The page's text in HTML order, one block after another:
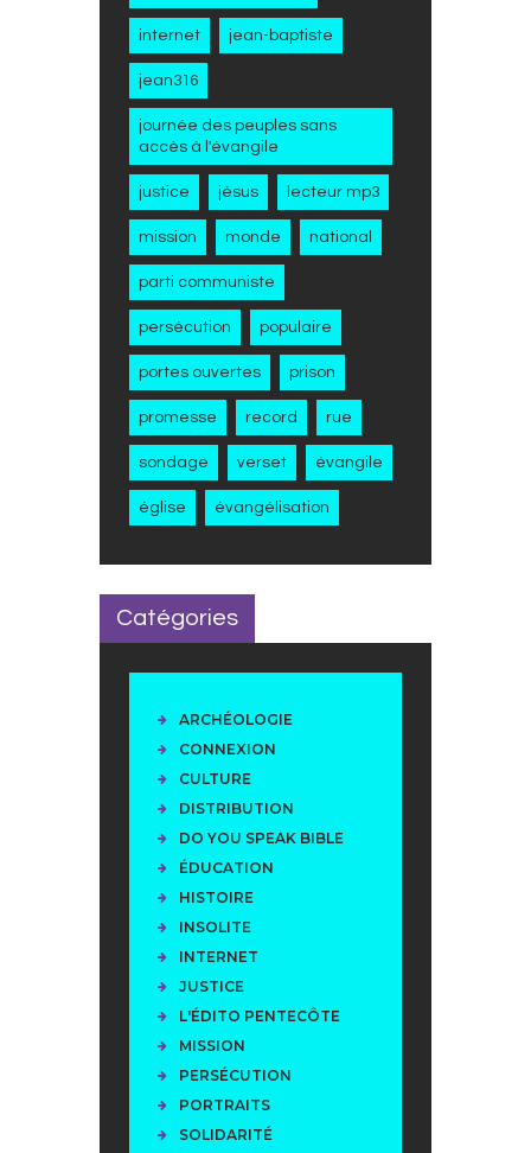
internet jean-baptiste
jean316
journée des peuples sans
accès à l'évangile
justice jésus lecteur mp3
mission monde national
parti communiste
persécution populaire
portes ouvertes prison
promesse record rue
sondage verset évangile
église évangélisation
Catégories
ARCHÉOLOGIE
CONNEXION
CULTURE
DISTRIBUTION
DO YOU SPEAK BIBLE
ÉDUCATION
HISTOIRE
INSOLITE
INTERNET
JUSTICE
L'ÉDITO PENTECÔTE
MISSION
PERSÉCUTION
PORTRAITS
SOLIDARITÉ